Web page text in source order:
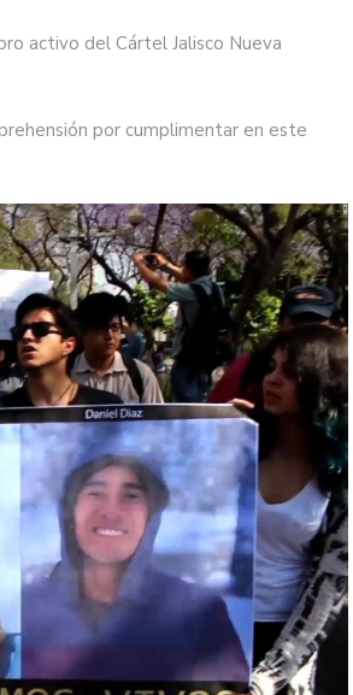
activo del Cártel Jalisco Nueva
por cumplimentar en este